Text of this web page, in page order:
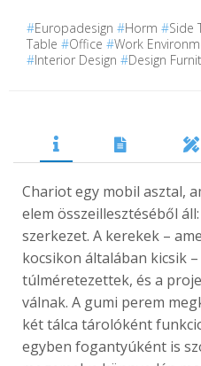
#Europadesign #Horm #Side
Table #Office #Work
#Interior Design #Design
Chariot egy mobil asztal,
elem összeillesztéséből
szerkezet. A kerekek –
kocsikon általában kicsik
túlméretezettek, és a
válnak. A gumi perem
két tálca tárolóként
egyben fogantyúként is